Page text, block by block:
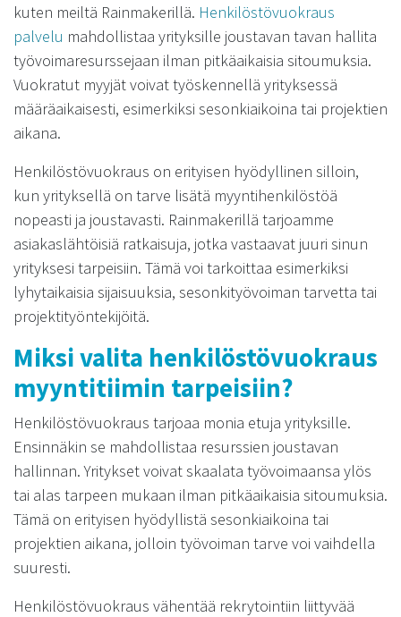
kuten meiltä Rainmakerillä. Henkilöstövuokraus
palvelu mahdollistaa yrityksille joustavan tavan hallita
työvoimaresurssejaan ilman pitkäaikaisia sitoumuksia.
Vuokratut myyjät voivat työskennellä yrityksessä
määräaikaisesti, esimerkiksi sesonkiaikoina tai projektien
aikana.
Henkilöstövuokraus on erityisen hyödyllinen silloin,
kun yrityksellä on tarve lisätä myyntihenkilöstöä
nopeasti ja joustavasti. Rainmakerillä tarjoamme
asiakaslähtöisiä ratkaisuja, jotka vastaavat juuri sinun
yrityksesi tarpeisiin. Tämä voi tarkoittaa esimerkiksi
lyhytaikaisia sijaisuuksia, sesonkityövoiman tarvetta tai
projektityöntekijöitä.
Miksi valita henkilöstövuokraus
myyntitiimin tarpeisiin?
Henkilöstövuokraus tarjoaa monia etuja yrityksille.
Ensinnäkin se mahdollistaa resurssien joustavan
hallinnan. Yritykset voivat skaalata työvoimaansa ylös
tai alas tarpeen mukaan ilman pitkäaikaisia sitoumuksia.
Tämä on erityisen hyödyllistä sesonkiaikoina tai
projektien aikana, jolloin työvoiman tarve voi vaihdella
suuresti.
Henkilöstövuokraus vähentää rekrytointiin liittyvää